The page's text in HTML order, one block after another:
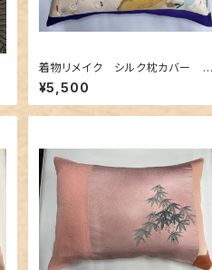
着物リメイク シルク枕カバー 0
13
¥5,500